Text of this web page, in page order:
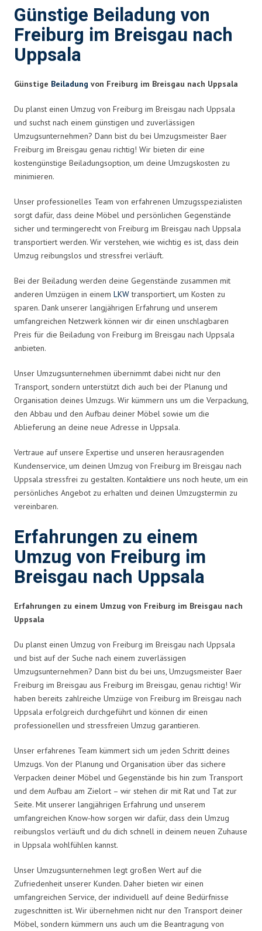
Günstige Beiladung von
Freiburg im Breisgau nach
Uppsala
Günstige Beiladung von Freiburg im Breisgau nach Uppsala
Du planst einen Umzug von Freiburg im Breisgau nach Uppsala
und suchst nach einem günstigen und zuverlässigen
Umzugsunternehmen? Dann bist du bei Umzugsmeister Baer
Freiburg im Breisgau genau richtig! Wir bieten dir eine
kostengünstige Beiladungsoption, um deine Umzugskosten zu
minimieren.
Unser professionelles Team von erfahrenen Umzugsspezialisten
sorgt dafür, dass deine Möbel und persönlichen Gegenstände
sicher und termingerecht von Freiburg im Breisgau nach Uppsala
transportiert werden. Wir verstehen, wie wichtig es ist, dass dein
Umzug reibungslos und stressfrei verläuft.
Bei der Beiladung werden deine Gegenstände zusammen mit
anderen Umzügen in einem LKWtransportiert, um Kosten zu
sparen. Dank unserer langjährigen Erfahrung und unserem
umfangreichen Netzwerk können wir dir einen unschlagbaren
Preis für die Beiladung von Freiburg im Breisgau nach Uppsala
anbieten.
Unser Umzugsunternehmen übernimmt dabei nicht nur den
Transport, sondern unterstützt dich auch bei der Planung und
Organisation deines Umzugs. Wir kümmern uns um die Verpackung,
den Abbau und den Aufbau deiner Möbel sowie um die
Ablieferung an deine neue Adresse in Uppsala.
Vertraue auf unsere Expertise und unseren herausragenden
Kundenservice, um deinen Umzug von Freiburg im Breisgau nach
Uppsala stressfrei zu gestalten. Kontaktiere uns noch heute, um ein
persönliches Angebot zu erhalten und deinen Umzugstermin zu
vereinbaren.
Erfahrungen zu einem
Umzug von Freiburg im
Breisgau nach Uppsala
Erfahrungen zu einem Umzug von Freiburg im Breisgau nach
Uppsala
Du planst einen Umzug von Freiburg im Breisgau nach Uppsala
und bist auf der Suche nach einem zuverlässigen
Umzugsunternehmen? Dann bist du bei uns, Umzugsmeister Baer
Freiburg im Breisgau aus Freiburg im Breisgau, genau richtig! Wir
haben bereits zahlreiche Umzüge von Freiburg im Breisgau nach
Uppsala erfolgreich durchgeführt und können dir einen
professionellen und stressfreien Umzug garantieren.
Unser erfahrenes Team kümmert sich um jeden Schritt deines
Umzugs. Von der Planung und Organisation über das sichere
Verpacken deiner Möbel und Gegenstände bis hin zum Transport
und dem Aufbau am Zielort – wir stehen dir mit Rat und Tat zur
Seite. Mit unserer langjährigen Erfahrung und unserem
umfangreichen Know-how sorgen wir dafür, dass dein Umzug
reibungslos verläuft und du dich schnell in deinem neuen Zuhause
in Uppsala wohlfühlen kannst.
Unser Umzugsunternehmen legt großen Wert auf die
Zufriedenheit unserer Kunden. Daher bieten wir einen
umfangreichen Service, der individuell auf deine Bedürfnisse
zugeschnitten ist. Wir übernehmen nicht nur den Transport deiner
Möbel, sondern kümmern uns auch um die Beantragung von